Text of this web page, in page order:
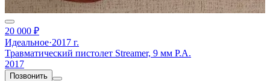
20 000 ₽
Идеальное·2017 г.
Травматический пистолет Streamer, 9 мм Р.А.
2017
Позвонить